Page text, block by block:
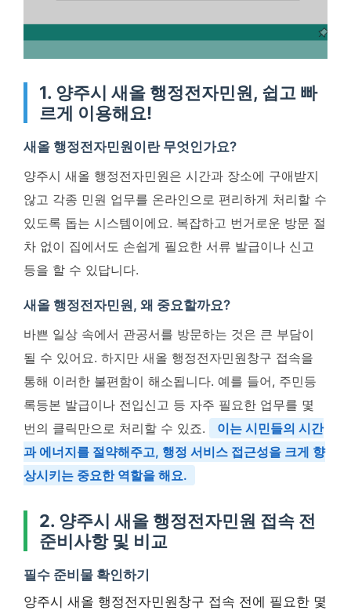
1. 양주시 새올 행정전자민원, 쉽고 빠
르게 이용해요!
새올 행정전자민원이란 무엇인가요?
양주시 새올 행정전자민원은 시간과 장소에 구애받지
않고 각종 민원 업무를 온라인으로 편리하게 처리할 수
있도록 돕는 시스템이에요. 복잡하고 번거로운 방문 절
차 없이 집에서도 손쉽게 필요한 서류 발급이나 신고
등을 할 수 있답니다.
새올 행정전자민원, 왜 중요할까요?
바쁜 일상 속에서 관공서를 방문하는 것은 큰 부담이
될 수 있어요. 하지만 새올 행정전자민원창구 접속을
통해 이러한 불편함이 해소됩니다. 예를 들어, 주민등
록등본 발급이나 전입신고 등 자주 필요한 업무를 몇
번의 클릭만으로 처리할 수 있죠.
이는 시민들의 시간
과 에너지를 절약해주고, 행정 서비스 접근성을 크게 향
상시키는 중요한 역할을 해요.
2. 양주시 새올 행정전자민원 접속 전
준비사항 및 비교
필수 준비물 확인하기
양주시 새올 행정전자민원창구 접속 전에 필요한 몇